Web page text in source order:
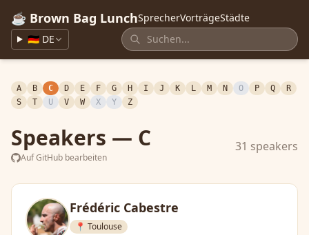
☕ Brown Bag LunchSprecherVorträgeStädte
🇩🇪 DE
A B C D E F G H I J K L M N O P Q
R
S
T U V W X Y Z
Speakers — C
Auf GitHub bearbeiten
31 speakers
Frédéric Cabestre
📍 Toulouse